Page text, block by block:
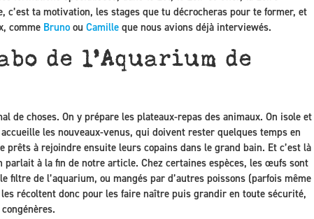
c’est ta motivation, les stages que tu décrocheras pour te former, et
comme Bruno ou Camille que nous avions déjà interviewés.
de l’Aquarium de
de choses. On y prépare les plateaux-repas des animaux. On isole et
les nouveaux-venus, qui doivent rester quelques temps en
prêts à rejoindre ensuite leurs copains dans le grand bain. Et c’est là
à la fin de notre article. Chez certaines espèces, les œufs sont
filtre de l’aquarium, ou mangés par d’autres poissons (parfois même
récoltent donc pour les faire naître puis grandir en toute sécurité,